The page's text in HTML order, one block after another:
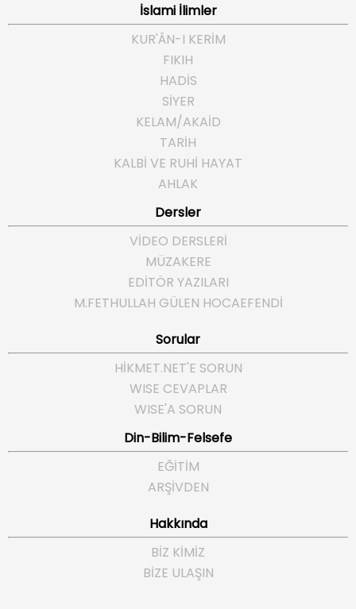
İslami İlimler
KUR'ÂN-I KERİM
FIKIH
HADİS
SİYER
KELAM/AKAİD
TARİH
KALBİ VE RUHİ HAYAT
AHLAK
Dersler
VİDEO DERSLERİ
MÜZAKERE
EDİTÖR YAZILARI
M.FETHULLAH GÜLEN HOCAEFENDI
Sorular
HIKMET.NET'E SORUN
WISE CEVAPLAR
WISE'A SORUN
Din-Bilim-Felsefe
EĞITIM
ARŞIVDEN
Hakkında
BIZ KIMIZ
BIZE ULAŞIN